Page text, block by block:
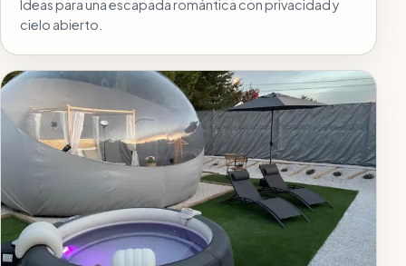
Ideas para una escapada romántica con privacidad y
cielo abierto.